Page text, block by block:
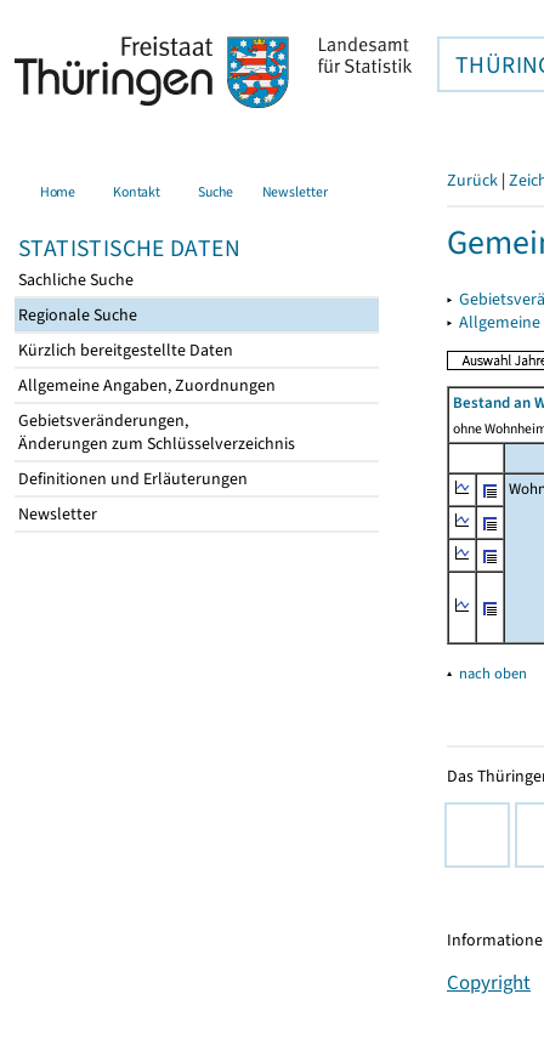
Home Kontakt Suche Newsletter
STATISTISCHE DATEN
Sachliche Suche
Regionale Suche
Kürzlich bereitgestellte Daten
Allgemeine Angaben, Zuordnungen
Gebietsveränderungen,
Änderungen zum Schlüsselverzeichnis
Definitionen und Erläuterungen
Newsletter
Zurück |
▸
▸
Bestand an
ohne
▴ nach oben
Das
Copyright